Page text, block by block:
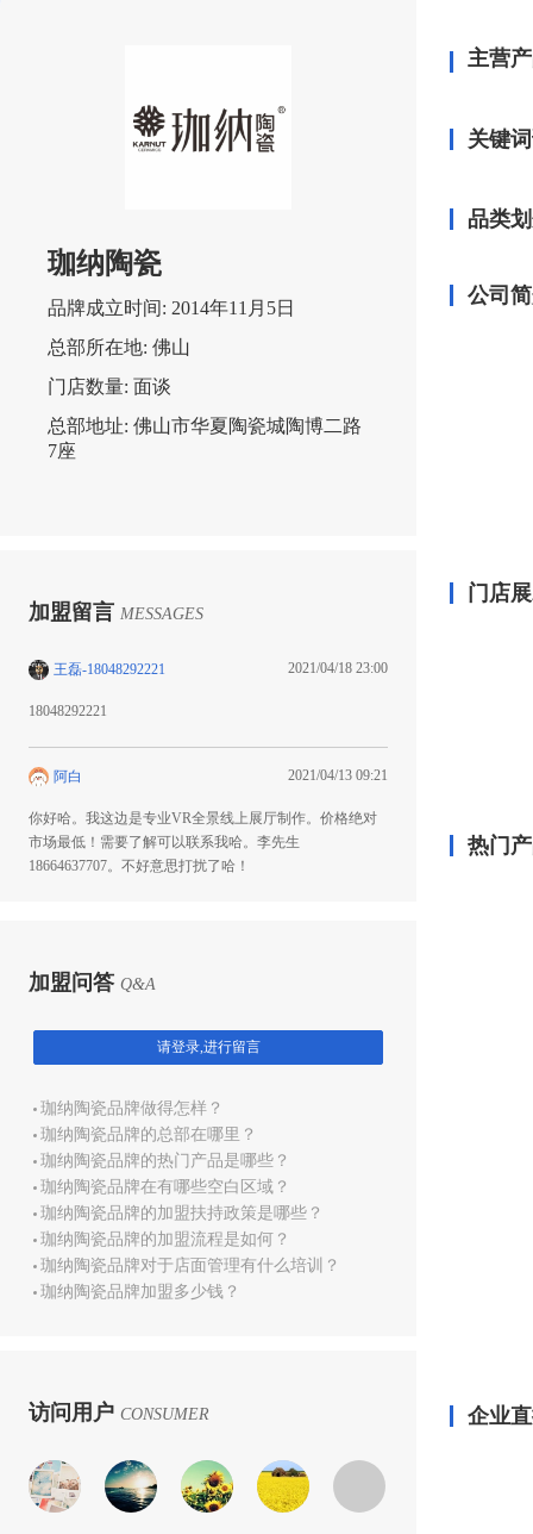
珈纳陶瓷
品牌成立时间: 2014年11月5日
总部所在地: 佛山
门店数量: 面谈
总部地址: 佛山市华夏陶瓷城陶博二路
7座
加盟留言 MESSAGES
王磊-18048292221 2021/04/18 23:00
18048292221
阿白 2021/04/13 09:21
你好哈。我这边是专业VR全景线上展厅制作。价格绝对
市场最低！需要了解可以联系我哈。李先生
18664637707。不好意思打扰了哈！
加盟问答 Q&A
请登录,进行留言
珈纳陶瓷品牌做得怎样？
珈纳陶瓷品牌的总部在哪里？
珈纳陶瓷品牌的热门产品是哪些？
珈纳陶瓷品牌在有哪些空白区域？
珈纳陶瓷品牌的加盟扶持政策是哪些？
珈纳陶瓷品牌的加盟流程是如何？
珈纳陶瓷品牌对于店面管理有什么培训？
珈纳陶瓷品牌加盟多少钱？
访问用户 CONSUMER
主营
关键
品类
公司
门店
热门
企业